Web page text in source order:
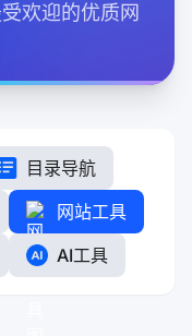
欢迎的优质网
目录导航
网站工具
AI工具